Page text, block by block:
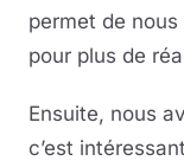
permet de
pour plus de
Ensuite, nous
c’est